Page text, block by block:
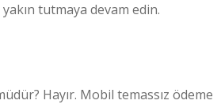
tutmaya devam edin.
Hayır. Mobil temassız ödeme